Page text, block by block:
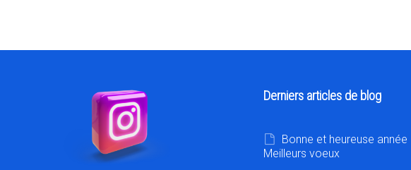
Derniers articles de blog
Bonne et heureuse année
Meilleurs voeux